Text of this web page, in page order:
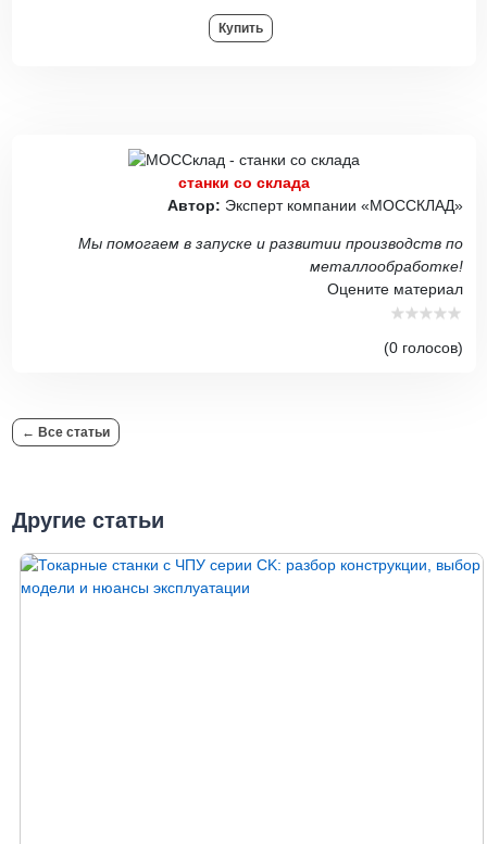
Купить
станки со склада
Автор: Эксперт компании «МОССКЛАД»
Мы помогаем в запуске и развитии производств по
металлообработке!
Оцените материал
(0 голосов)
← Все статьи
Другие статьи